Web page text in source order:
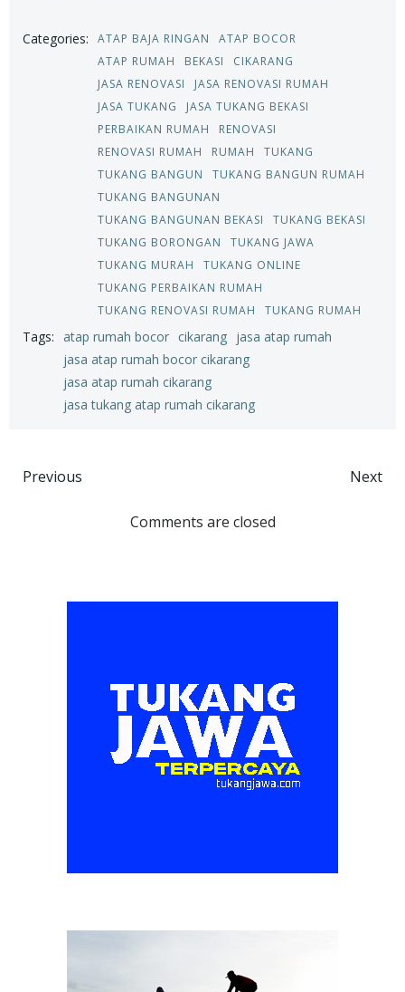
Categories: ATAP BAJA RINGAN
ATAP BOCOR
ATAP RUMAH
BEKASI
CIKARANG
JASA RENOVASI
JASA RENOVASI RUMAH
JASA TUKANG
JASA TUKANG BEKASI
PERBAIKAN RUMAH
RENOVASI
RENOVASI RUMAH
RUMAH
TUKANG
TUKANG BANGUN
TUKANG BANGUN RUMAH
TUKANG BANGUNAN
TUKANG BANGUNAN BEKASI
TUKANG BEKASI
TUKANG BORONGAN
TUKANG JAWA
TUKANG MURAH
TUKANG ONLINE
TUKANG PERBAIKAN RUMAH
TUKANG RENOVASI RUMAH
TUKANG RUMAH
Tags: atap rumah bocor cikarang jasa atap rumah
jasa atap rumah bocor cikarang
jasa atap rumah cikarang
jasa tukang atap rumah cikarang
Post
navigation
Previous
navigation
Next
Comments are closed